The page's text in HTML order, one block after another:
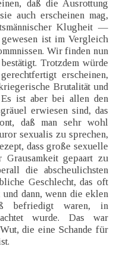
daß die Ausrottung
auch erscheinen mag,
Klugheit —
ist im Vergleich
Wir finden nun
Trotzdem würde
erscheinen,
Brutalität und
ist aber bei allen den
erwiesen sind, das
daß man sehr wohl
sexualis zu sprechen,
dass große sexuelle
gepaart zu
die abscheulichsten
Geschlecht, das oft
dann, wenn die eklen
befriedigt waren, in
wurde. Das war
die eine Schande für